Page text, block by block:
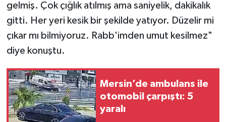
gelmiş. Çok çığlık atılmış ama saniyelik, dakikalık
gitti. Her yeri kesik bir şekilde yatıyor. Düzelir mi
çıkar mı bilmiyoruz. Rabb'imden umut kesilmez"
diye konuştu.
Mersin’de ambulans ile
otomobil çarpıştı: 5
yaralı